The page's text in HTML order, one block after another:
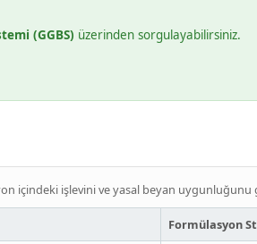
(GGBS) üzerinden sorgulayabilirsiniz.
içindeki işlevini ve yasal beyan uygunluğunu
Formülasyon